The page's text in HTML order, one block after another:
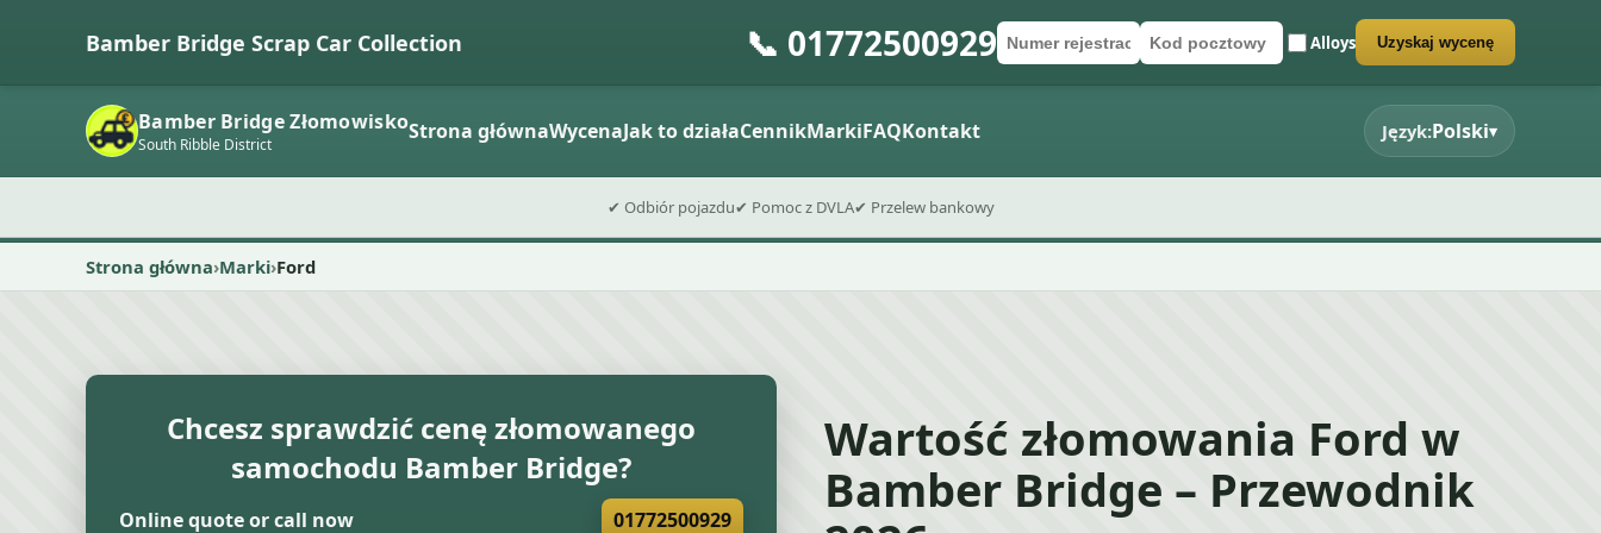
Bamber Bridge Scrap Car Collection 📞 01772500929Numer rejestracyjny
Kod pocztowy Alloys
Wyślij formularz wyceny Uzyskaj wycenę
Bamber Bridge Złomowisko
South Ribble District Strona głównaWycenaJak to działaCennikMarkiFAQKontakt Język:Polski▾
✔ Odbiór pojazdu✔ Pomoc z DVLA✔ Przelew bankowy
Strona główna Marki Ford
Chcesz sprawdzić cenę złomowanego
samochodu Bamber Bridge?
Online quote or call now 01772500929
Wartość złomowania Ford w
Bamber Bridge – Przewodnik